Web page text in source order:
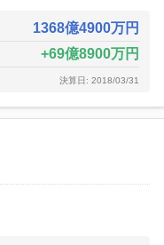
1368億4900万円
69億8900万円
決算日: 2018/03/31